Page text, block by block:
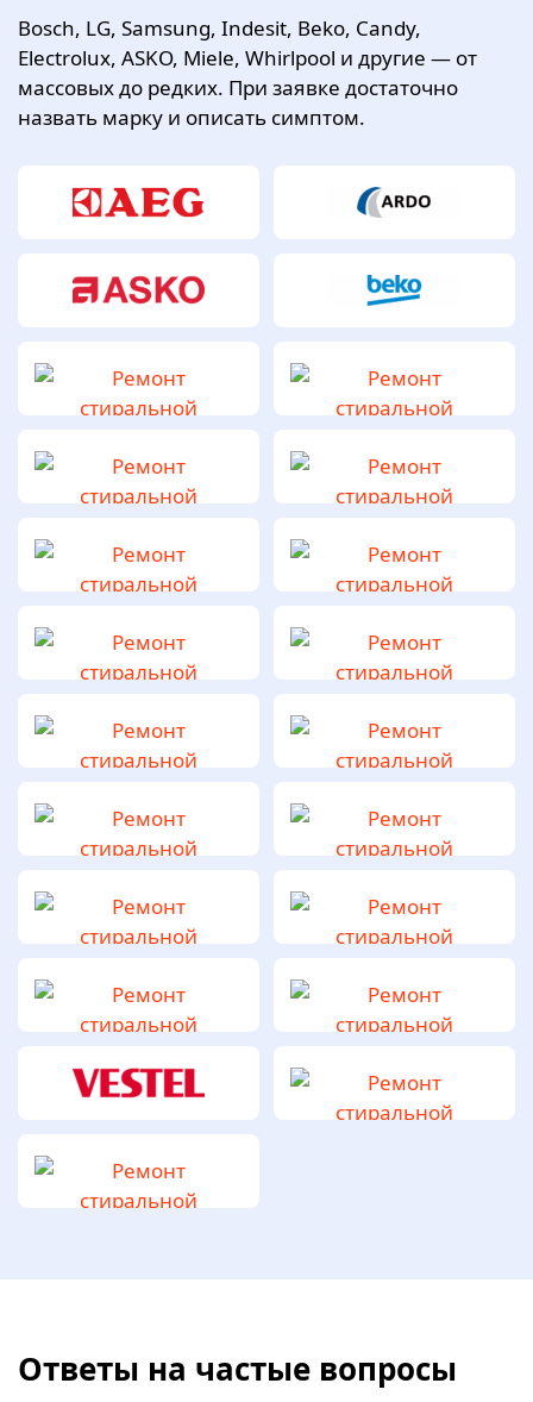
Bosch, LG, Samsung, Indesit, Beko, Candy,
Electrolux, ASKO, Miele, Whirlpool и другие — от
массовых до редких. При заявке достаточно
назвать марку и описать симптом.
Ответы на частые вопросы